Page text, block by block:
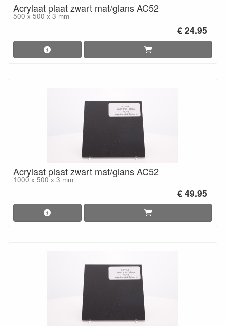
Acrylaat plaat zwart mat/glans AC52
500 x 500 x 3 mm
€ 24.95
Acrylaat plaat zwart mat/glans AC52
1000 x 500 x 3 mm
€ 49.95